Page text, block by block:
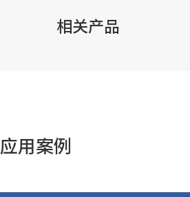
相关产品
应用案例